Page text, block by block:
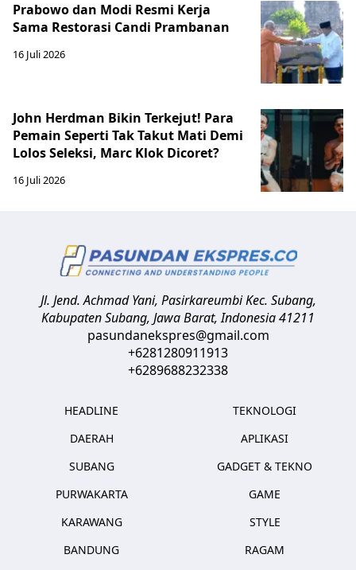
Prabowo dan Modi Resmi Kerja
Sama Restorasi Candi Prambanan
16 Juli 2026
John Herdman Bikin Terkejut! Para
Pemain Seperti Tak Takut Mati Demi
Lolos Seleksi, Marc Klok Dicoret?
16 Juli 2026
Jl. Jend. Achmad Yani, Pasirkareumbi Kec. Subang,
Kabupaten Subang, Jawa Barat,Indonesia41211
pasundanekspres@gmail.com
+6281280911913
+6289688232338
HEADLINE
DAERAH
SUBANG
PURWAKARTA
KARAWANG
BANDUNG
TEKNOLOGI
APLIKASI
GADGET & TEKNO
GAME
STYLE
RAGAM